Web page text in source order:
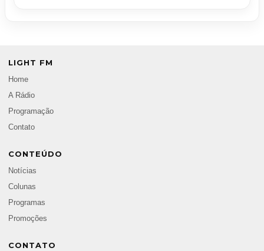
LIGHT FM
Home
A Rádio
Programação
Contato
CONTEÚDO
Notícias
Colunas
Programas
Promoções
CONTATO